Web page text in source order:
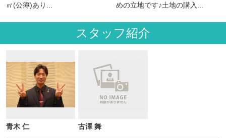
㎡(公簿)あり...
めの立地です♪土地の購入...
スタッフ紹介
青木 仁 古澤 舞